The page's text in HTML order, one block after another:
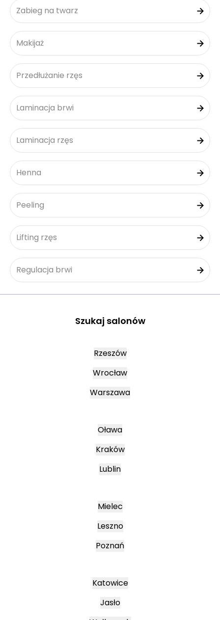
Zabieg na twarz
Makijaż
Przedłużanie rzęs
Laminacja brwi
Laminacja rzęs
Henna
Peeling
Lifting rzęs
Regulacja brwi
Szukaj salonów
Rzeszów
Wrocław
Warszawa
Oława
Kraków
Lublin
Mielec
Leszno
Poznań
Katowice
Jasło